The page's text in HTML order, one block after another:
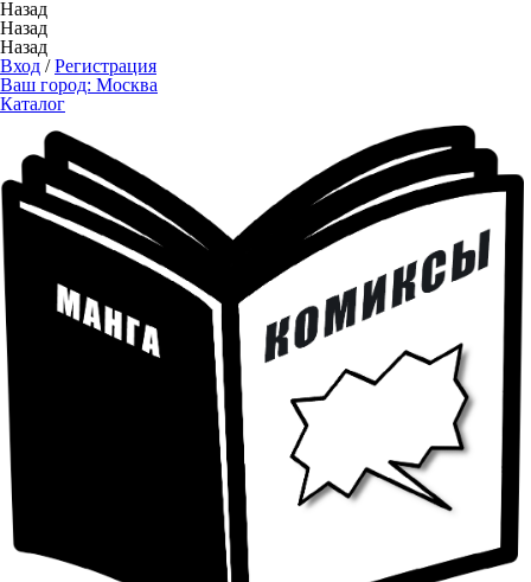
Назад
Назад
Назад
Вход /Регистрация
Ваш город: Москва
Каталог